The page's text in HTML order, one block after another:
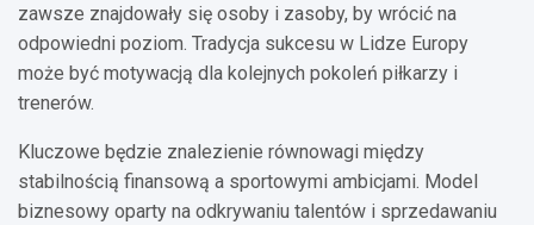
zawsze znajdowały się osoby i zasoby, by wrócić na
odpowiedni poziom. Tradycja sukcesu w Lidze Europy
może być motywacją dla kolejnych pokoleń piłkarzy i
trenerów.
Kluczowe będzie znalezienie równowagi między
stabilnością finansową a sportowymi ambicjami. Model
biznesowy oparty na odkrywaniu talentów i sprzedawaniu